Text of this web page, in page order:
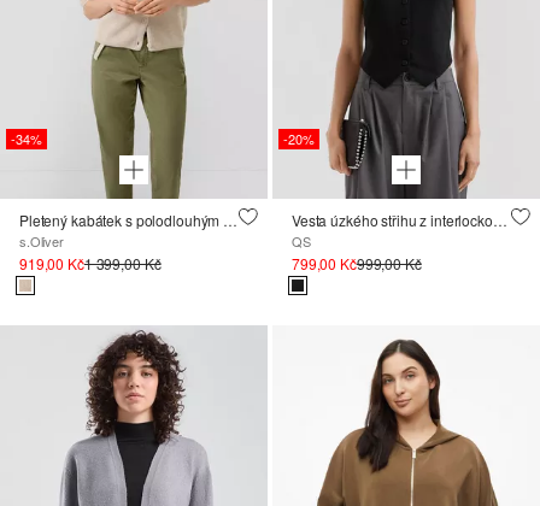
-34%
Pletený kabátek s polodlouhým rukávem
s.Oliver
919,00 Kč1 399,00 Kč
-20%
Vesta úzkého střihu z interlockového žerzeje
QS
799,00 Kč999,00 Kč